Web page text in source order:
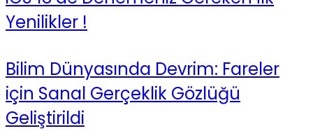
Yenilikler !
Bilim Dünyasında Devrim: Fareler
için Sanal Gerçeklik Gözlüğü
Geliştirildi